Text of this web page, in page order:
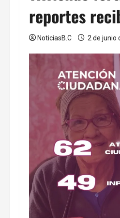
reportes
NoticiasB.C 2 de junio